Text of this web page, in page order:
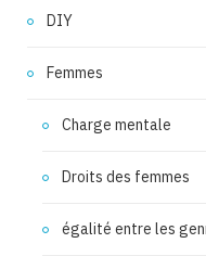
DIY
Femmes
Charge mentale
Droits des femmes
égalité entre les